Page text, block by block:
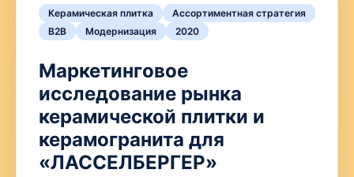
Керамическая плитка
Ассортиментная стратегия
B2B
Модернизация 2020
Маркетинговое
исследование рынка
керамической плитки и
керамогранита для
«ЛАССЕЛБЕРГЕР»